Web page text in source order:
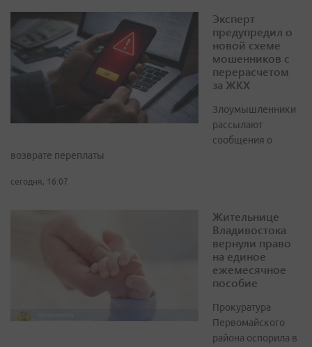
Эксперт
предупредил о
новой схеме
мошенников с
перерасчетом
за ЖКХ
Злоумышленники
рассылают
сообщения о
возврате переплаты
сегодня, 16:07
Жительнице
Владивостока
вернули право
на единое
ежемесячное
пособие
Прокуратура
Первомайского
района оспорила в